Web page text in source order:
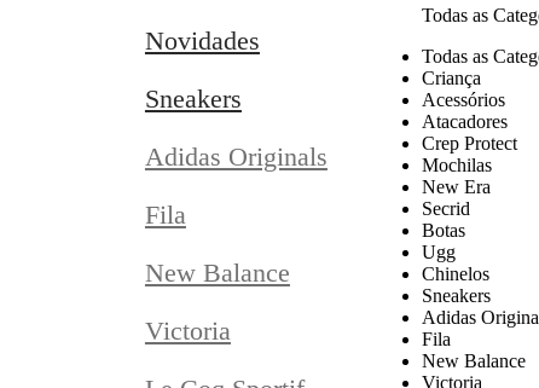
Novidades
Sneakers
Adidas Originals
Fila
New Balance
Victoria
Todas as
Todas as
Criança
Acessórios
Atacadores
Crep Protect
Mochilas
New Era
Secrid
Botas
Ugg
Chinelos
Sneakers
Adidas
Fila
New Balance
Victoria